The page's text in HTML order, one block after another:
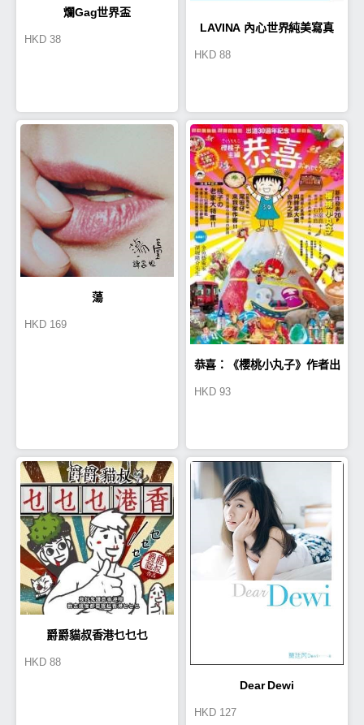
爛Gag世界盃
HKD 38
LAVINA 內心世界純美寫真
HKD 88
蕩
HKD 169
恭喜：《櫻桃小丸子》作者出
HKD 93
爵爵貓叔香港乜乜乜
HKD 88
Dear Dewi
HKD 127